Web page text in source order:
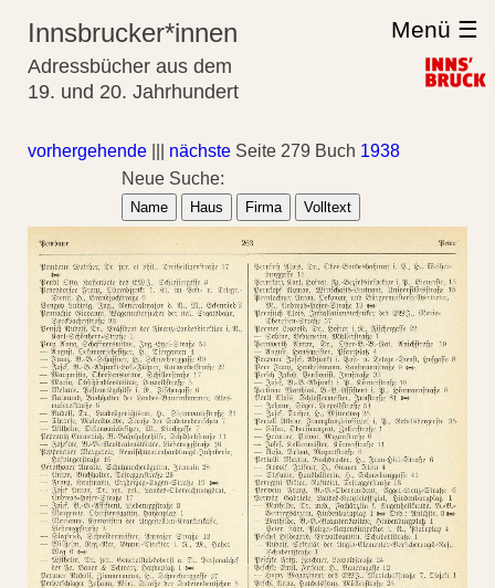
Innsbrucker*innen
Adressbücher aus dem
19. und 20. Jahrhundert
Menü ☰
vorhergehende nächste Seite 279 Buch 1938
Neue Suche:
Name Haus Firma Volltext